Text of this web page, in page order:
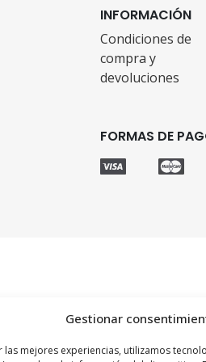
Gestionar
las mejores experiencias, utilizamos
INFORMACIÓN
Condiciones de
compra y
devoluciones
FORMAS DE